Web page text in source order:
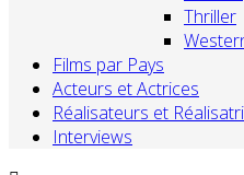
Thriller
Films par Pays
Acteurs et Actrices
Réalisateurs et
Interviews